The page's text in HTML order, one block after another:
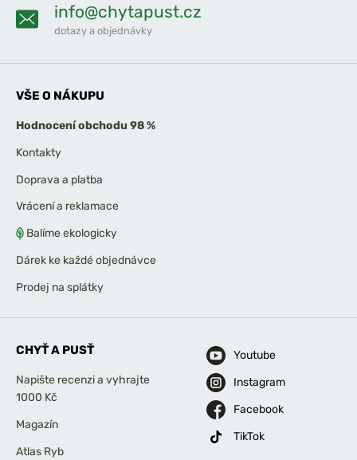
info@chytapust.cz
dotazy a objednávky
VŠE O NÁKUPU
Hodnocení obchodu 98 %
Kontakty
Doprava a platba
Vrácení a reklamace
Balíme ekologicky
Dárek ke každé objednávce
Prodej na splátky
CHYŤ A PUSŤ
Napište recenzi a vyhrajte
1000 Kč
Magazín
Atlas Ryb
Youtube
Instagram
Facebook
TikTok